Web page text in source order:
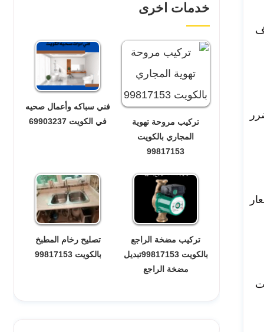
خدمات اخرى
تركيب مروحة تهوية
المجاري بالكويت
99817153
فني سباكه وأعمال صحيه
في الكويت 69903237
تركيب مضخة الراجع
بالكويت 99817153تبديل
مضخة الراجع
تصليح رخام المطبخ
بالكويت 99817153